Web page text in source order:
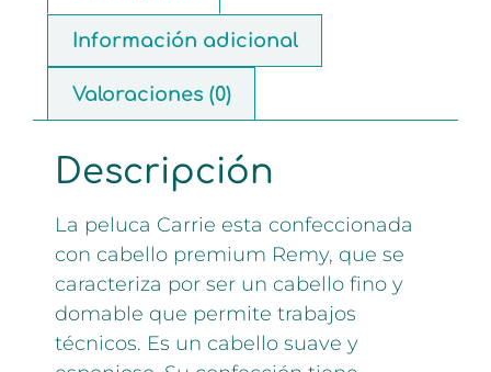
Información adicional
Valoraciones (0)
Descripción
La peluca Carrie esta confeccionada
con cabello premium Remy, que se
caracteriza por ser un cabello fino y
domable que permite trabajos
técnicos. Es un cabello suave y